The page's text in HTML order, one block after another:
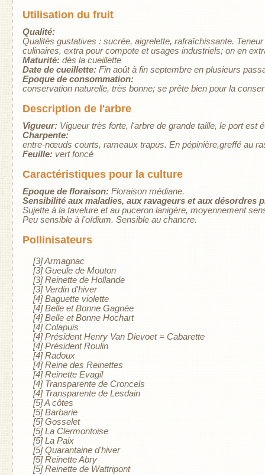
Utilisation du fruit
Qualité:
Qualités gustatives : sucrée, aigrelette, rafraîchissante.
culinaires, extra pour compote et usages industriels; on en
Maturité: dès la cueillette
Date de cueillette: Fin août à fin septembre en plusieurs
Epoque de consommation:
conservation naturelle, très bonne; se prête bien pour la
Description de l'arbre
Vigueur: Vigueur très forte, l'arbre de grande taille, le port est
Charpente:
entre-nœuds courts, rameaux trapus. En pépinière,greffé au
Feuille: vert foncé
Caractéristiques pour la culture
Epoque de floraison: Floraison médiane.
Sensibilité aux maladies, aux ravageurs et aux désordres
Sujette à la tavelure et au puceron lanigère, moyennement
Peu sensible à l'oïdium. Sensible au chancre.
Pollinisateurs
[3] Armagnac
[3] Gueule de Mouton
[3] Reinette de Hollande
[3] Verdin d'hiver
[4] Baguette violette
[4] Belle et Bonne Gagnée
[4] Belle et Bonne Hochart
[4] Colapuis
[4] Président Henry Van Dievoet = Cabarette
[4] Président Roulin
[4] Radoux
[4] Reine des Reinettes
[4] Reinette Evagil
[4] Transparente de Croncels
[4] Transparente de Lesdain
[5] A côtes
[5] Barbarie
[5] Gosselet
[5] La Clermontoise
[5] La Paix
[5] Quarantaine d'hiver
[5] Reinette Abry
[5] Reinette de Wattripont